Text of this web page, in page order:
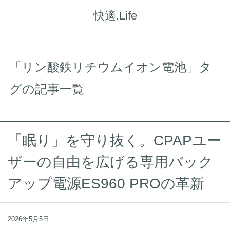
快適.Life
「リン酸鉄リチウムイオン電池」タ
グの記事一覧
「眠り」を守り抜く。CPAPユー
ザーの自由を広げる専用バック
アップ電源ES960 PROの革新
2026年5月5日